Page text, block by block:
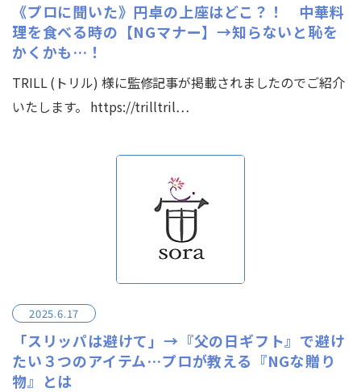
《プロに聞いた》円卓の上座はどこ？！ 中華料
理を食べる時の【NGマナー】→知らないと恥を
かくかも…！
TRILL (トリル) 様に監修記事が掲載されましたのでご紹介
いたします。 https://trilltril…
2025.6.17
「スリッパは避けて」→『父の日ギフト』で避け
たい３つのアイテム…プロが教える『NGな贈り
物』とは